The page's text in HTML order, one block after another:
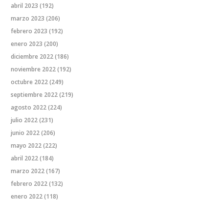
abril 2023 (192)
marzo 2023 (206)
febrero 2023 (192)
enero 2023 (200)
diciembre 2022(186)
noviembre 2022(192)
octubre 2022(249)
septiembre 2022(219)
agosto 2022(224)
julio 2022(231)
junio 2022(206)
mayo 2022(222)
abril 2022(184)
marzo 2022(167)
febrero 2022(132)
enero 2022(118)